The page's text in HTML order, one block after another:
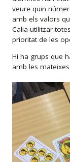
veure quin
amb els valors
Calia utilitzar
prioritat de les
Hi ha grups que
amb les